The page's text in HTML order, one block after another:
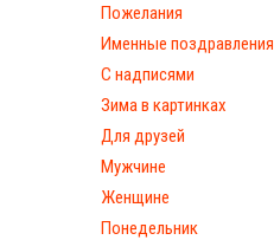
Пожелания
Именные поздравления
С надписями
Зима в картинках
Для друзей
Мужчине
Женщине
Понедельник